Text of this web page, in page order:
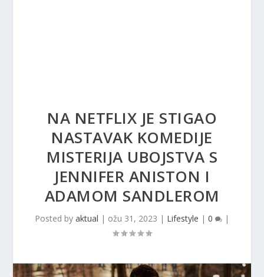
NA NETFLIX JE STIGAO
NASTAVAK KOMEDIJE
MISTERIJA UBOJSTVA S
JENNIFER ANISTON I
ADAMOM SANDLEROM
Posted by aktual | ožu 31, 2023 | Lifestyle | 0 |